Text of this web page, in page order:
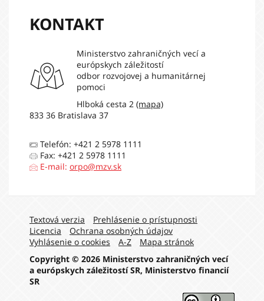
KONTAKT
Ministerstvo zahraničných vecí a
európskych záležitostí
odbor rozvojovej a humanitárnej
pomoci
Hlboká cesta 2 (mapa)
833 36 Bratislava 37
Telefón: +421 2 5978 1111
Fax: +421 2 5978 1111
E-mail: orpo@mzv.sk
Navigation:
Textová verzia
Prehlásenie o prístupnosti
Licencia
Ochrana osobných údajov
Vyhlásenie o cookies
A-Z
Mapa stránok
Copyright © 2026 Ministerstvo zahraničných vecí
a európskych záležitostí SR, Ministerstvo financií
SR